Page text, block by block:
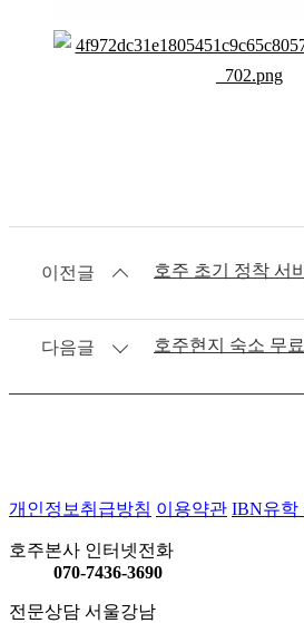
이전글 호주 초기 정착 서
다음글 호주현지 숙소 무
개인정보취급방침 이용약관 IBN유학
호주본사 인터넷전화
070-7436-3690
전문상담 서울강남